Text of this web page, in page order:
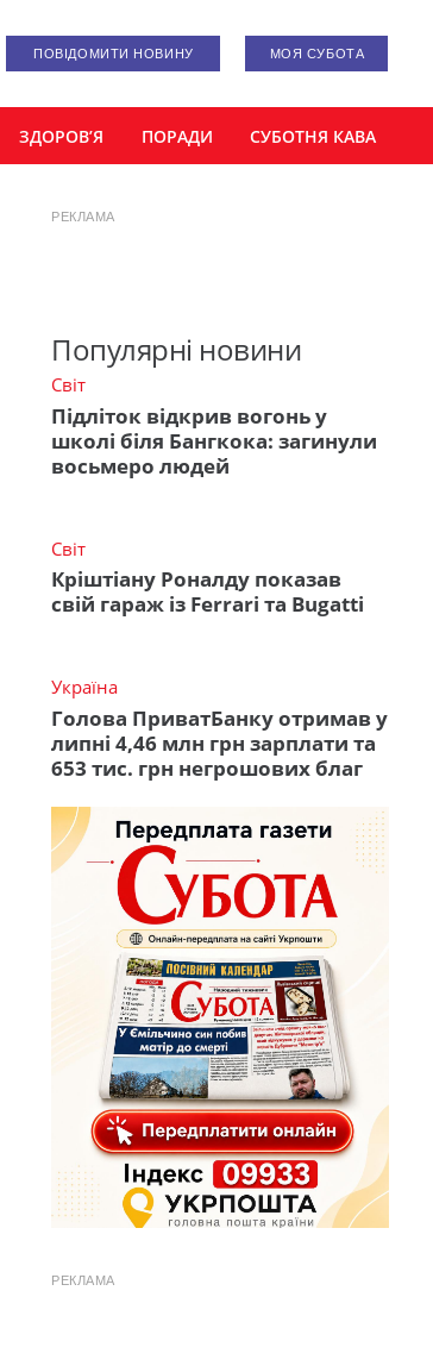
ПОВІДОМИТИ НОВИНУ МОЯ СУБОТА
ЗДОРОВ’Я ПОРАДИ СУБОТНЯ КАВА
РЕКЛАМА
Популярні новини
Світ
Підліток відкрив вогонь у
школі біля Бангкока: загинули
восьмеро людей
Світ
Кріштіану Роналду показав
свій гараж із Ferrari та Bugatti
Україна
Голова ПриватБанку отримав у
липні 4,46 млн грн зарплати та
653 тис. грн негрошових благ
РЕКЛАМА